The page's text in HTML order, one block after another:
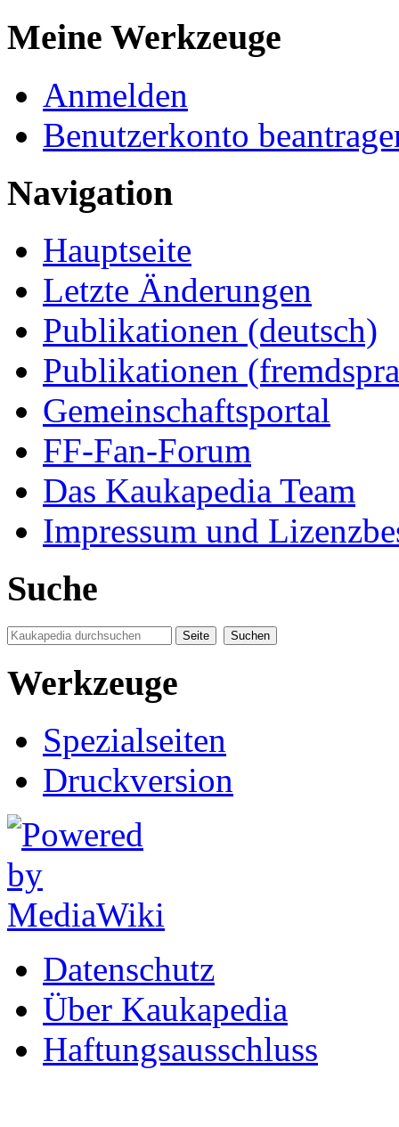
Meine Werkzeuge
Anmelden
Benutzerkonto
Navigation
Hauptseite
Letzte Änderungen
Publikationen (deutsch)
Publikationen
Gemeinschaftsportal
FF-Fan-Forum
Das Kaukapedia Team
Impressum und
Suche
Werkzeuge
Spezialseiten
Druckversion
Datenschutz
Über Kaukapedia
Haftungsausschluss